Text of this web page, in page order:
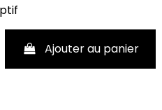
Ajouter au panier